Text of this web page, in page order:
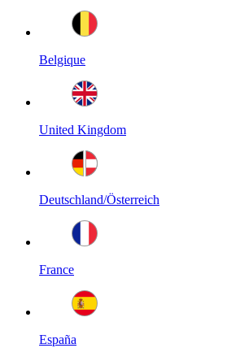
Belgique
United Kingdom
Deutschland/Österreich
France
España